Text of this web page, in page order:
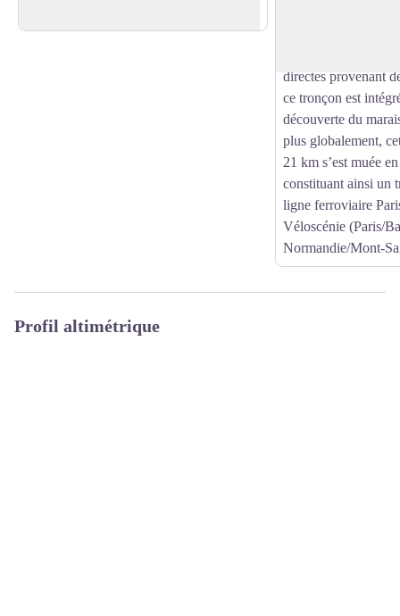
directes provenant
ce tronçon est
découverte du
plus globalement,
21 km s’est muée
constituant ainsi un
ligne ferroviaire
Véloscénie (Paris/
Normandie/Mont-
Profil altimétrique